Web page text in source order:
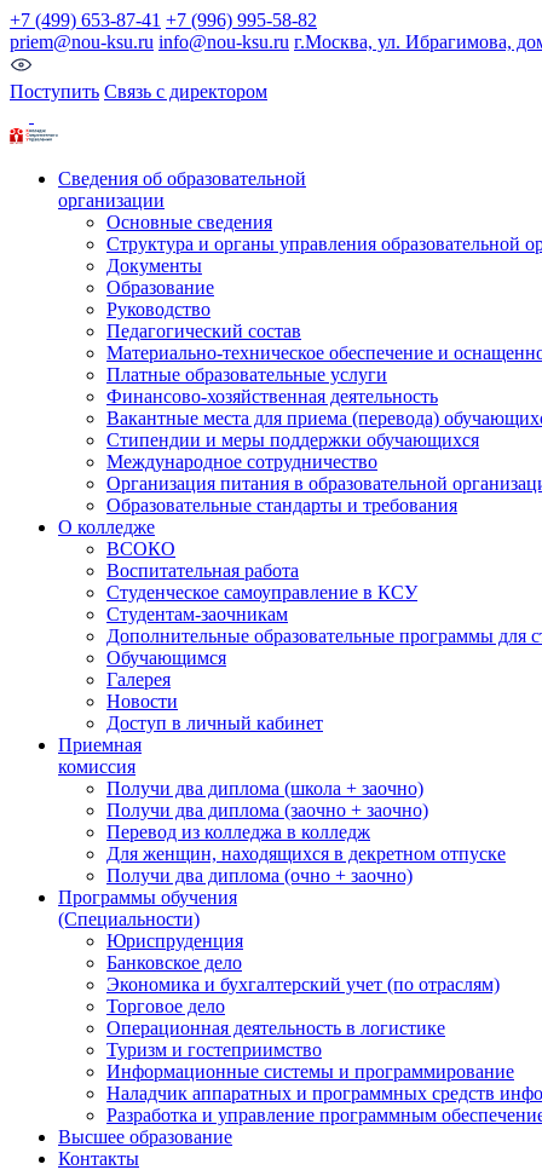
+7 (499) 653-87-41 +7 (996) 995-58-82
priem@nou-ksu.ru info@nou-ksu.ru г.Москва, ул. Ибрагимова,
Поступить Связь с директором
Сведения об образовательной
организации
Основные сведения
Структура и органы управления образовательной
Документы
Образование
Руководство
Педагогический состав
Материально-техническое обеспечение и
Платные образовательные услуги
Финансово-хозяйственная деятельность
Вакантные места для приема (перевода)
Стипендии и меры поддержки обучающихся
Международное сотрудничество
Организация питания в образовательной
Образовательные стандарты и требования
О колледже
ВСОКО
Воспитательная работа
Студенческое самоуправление в КСУ
Студентам-заочникам
Дополнительные образовательные программы для
Обучающимся
Галерея
Новости
Доступ в личный кабинет
Приемная
комиссия
Получи два диплома (школа + заочно)
Получи два диплома (заочно + заочно)
Перевод из колледжа в колледж
Для женщин, находящихся в декретном отпуске
Получи два диплома (очно + заочно)
Программы обучения
(Специальности)
Юриспруденция
Банковское дело
Экономика и бухгалтерский учет (по отраслям)
Торговое дело
Операционная деятельность в логистике
Туризм и гостеприимство
Информационные системы и программирование
Наладчик аппаратных и программных средств
Разработка и управление программным
Высшее образование
Контакты